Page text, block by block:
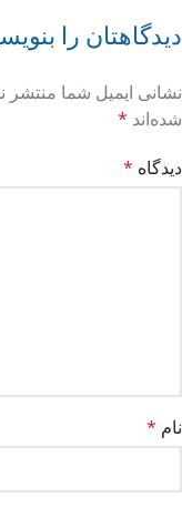
دیدگاهتان را
نشانی ایمیل شما منتشر
شده‌اند *
دیدگاه *
نام *